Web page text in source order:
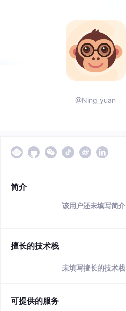
@Ning_yuan
简介
该用户还未填写简介
擅长的技术栈
未填写擅长的技术栈
可提供的服务